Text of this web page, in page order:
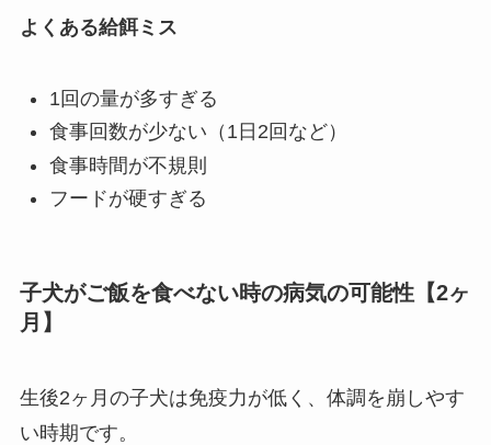
よくある給餌ミス
1回の量が多すぎる
食事回数が少ない（1日2回など）
食事時間が不規則
フードが硬すぎる
子犬がご飯を食べない時の病気の可能性【2ヶ
月】
生後2ヶ月の子犬は免疫力が低く、体調を崩しやす
い時期です。